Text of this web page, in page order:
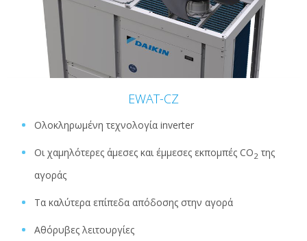
EWAT-CZ
Ολοκληρωμένη τεχνολογία inverter
Οι χαμηλότερες άμεσες και έμμεσες εκπομπές CO2 της
αγοράς
Τα καλύτερα επίπεδα απόδοσης στην αγορά
Αθόρυβες λειτουργίες